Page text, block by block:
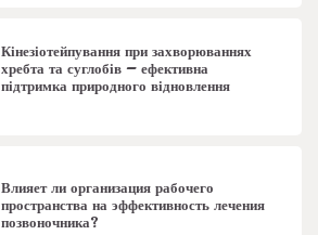
Кінезіотейпування при захворюваннях
хребта та суглобів – ефективна
підтримка природного відновлення
Влияет ли организация рабочего
пространства на эффективность лечения
позвоночника?